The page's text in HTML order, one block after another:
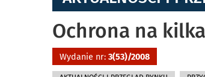
Ochrona na
Wydanie nr: 3(53)/2008